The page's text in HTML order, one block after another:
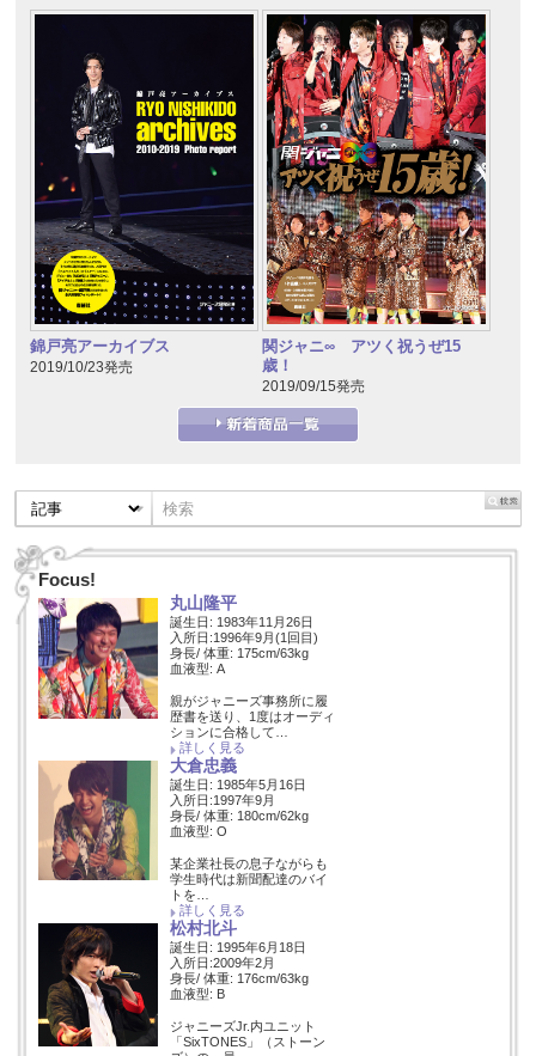
錦戸亮アーカイブス
2019/10/23発売
関ジャニ∞ アツく祝うぜ15
歳！
2019/09/15発売
Focus!
丸山隆平
誕生日: 1983年11月26日
入所日:1996年9月(1回目)
身長/ 体重: 175cm/63kg
血液型: A
親がジャニーズ事務所に履
歴書を送り、1度はオーディ
ションに合格して…
詳しく見る
大倉忠義
誕生日: 1985年5月16日
入所日:1997年9月
身長/ 体重: 180cm/62kg
血液型: O
某企業社長の息子ながらも
学生時代は新聞配達のバイ
トを…
詳しく見る
松村北斗
誕生日: 1995年6月18日
入所日:2009年2月
身長/ 体重: 176cm/63kg
血液型: B
ジャニーズJr.内ユニット
「SixTONES」（ストーン